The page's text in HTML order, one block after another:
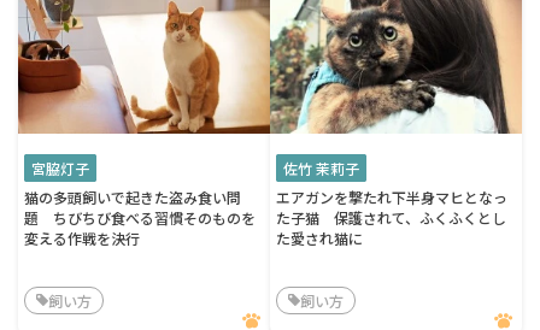
宮脇灯子
猫の多頭飼いで起きた盗み食い問
題 ちびちび食べる習慣そのものを
変える作戦を決行
飼い方
佐竹 茉莉子
エアガンを撃たれ下半身マヒとなっ
た子猫 保護されて、ふくふくとし
た愛され猫に
飼い方